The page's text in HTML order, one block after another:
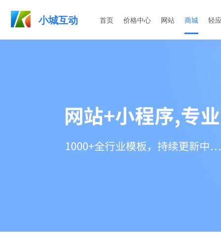
小城互动 首页 价格中心 网站 商城 轻